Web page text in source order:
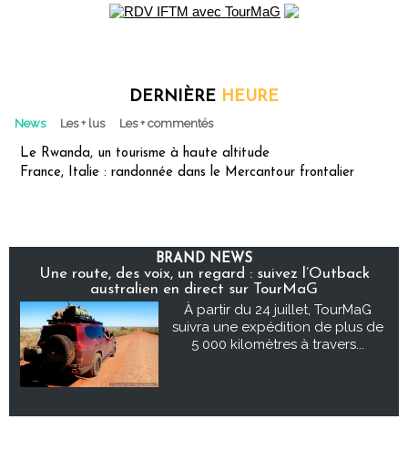
DERNIÈRE HEURE
News Les + lus Les + commentés
Le Rwanda, un tourisme à haute altitude
France, Italie : randonnée dans le Mercantour frontalier
BRAND NEWS
Une route, des voix, un regard : suivez l’Outback
australien en direct sur TourMaG
À partir du 24 juillet, TourMaG
suivra une expédition de plus de
5 000 kilomètres à travers...